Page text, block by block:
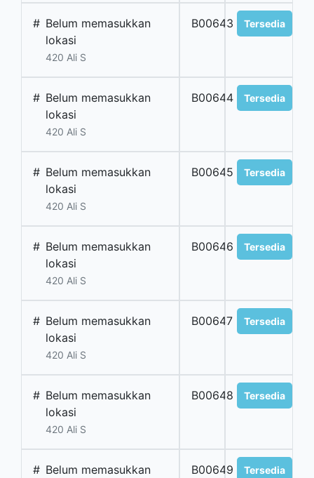
# Belum memasukkan
lokasi
420 Ali S
B00643 Tersedia
# Belum memasukkan
lokasi
420 Ali S
B00644 Tersedia
# Belum memasukkan
lokasi
420 Ali S
B00645 Tersedia
# Belum memasukkan
lokasi
420 Ali S
B00646 Tersedia
# Belum memasukkan
lokasi
420 Ali S
B00647 Tersedia
# Belum memasukkan
lokasi
420 Ali S
B00648 Tersedia
# Belum memasukkan
B00649 Tersedia